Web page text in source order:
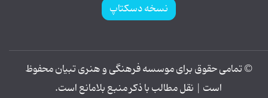
نسخه دسکتاپ
© تمامی حقوق برای موسسه فرهنگی و هنری تبیان محفوظ
است | نقل مطالب با ذکر منبع بلامانع است.